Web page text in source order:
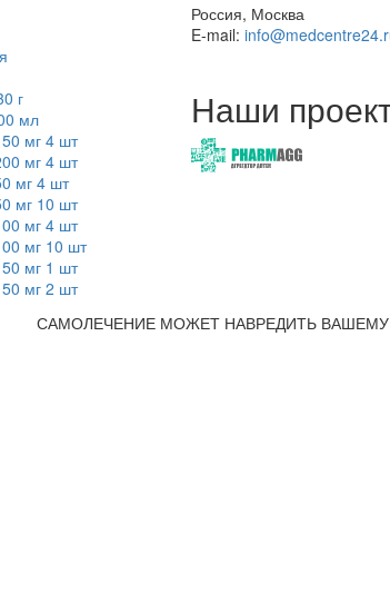
г
мл
мг 4 шт
мг 4 шт
мг 4 шт
мг 10 шт
мг 4 шт
мг 10 шт
мг 1 шт
мг 2 шт
Россия, Москва
E-mail:
Наши
САМОЛЕЧЕНИЕ МОЖЕТ НАВРЕДИТЬ